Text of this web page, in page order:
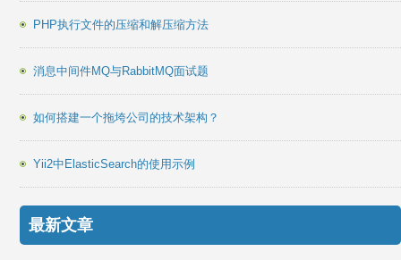
PHP执行文件的压缩和解压缩方法
消息中间件MQ与RabbitMQ面试题
如何搭建一个拖垮公司的技术架构？
Yii2中ElasticSearch的使用示例
最新文章